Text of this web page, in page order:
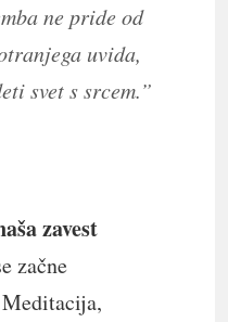
ne pride od
uvida,
svet s srcem.”
zavest
začne